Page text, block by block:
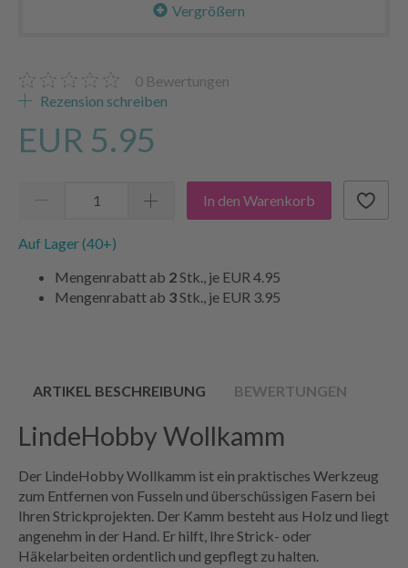
Vergrößern
0 Bewertungen
Rezension schreiben
EUR 5.95
In den Warenkorb
Auf Lager (40+)
Mengenrabatt ab 2Stk., je EUR 4.95
Mengenrabatt ab 3Stk., je EUR 3.95
ARTIKEL BESCHREIBUNG BEWERTUNGEN
LindeHobby Wollkamm
Der LindeHobby Wollkamm ist ein praktisches Werkzeug
zum Entfernen von Fusseln und überschüssigen Fasern bei
Ihren Strickprojekten. Der Kamm besteht aus Holz und liegt
angenehm in der Hand. Er hilft, Ihre Strick- oder
Häkelarbeiten ordentlich und gepflegt zu halten.